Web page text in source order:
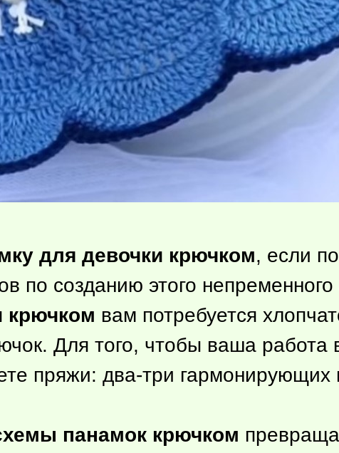
для девочки крючком, если
по созданию этого непременного
крючком вам потребуется
Для того, чтобы ваша работа
пряжи: два-три
панамок крючком